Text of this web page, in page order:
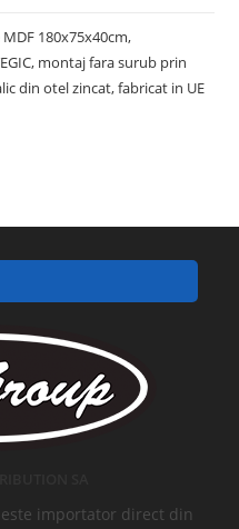
180x75x40cm,
montaj fara surub prin
din otel zincat, fabricat in UE
importator direct din